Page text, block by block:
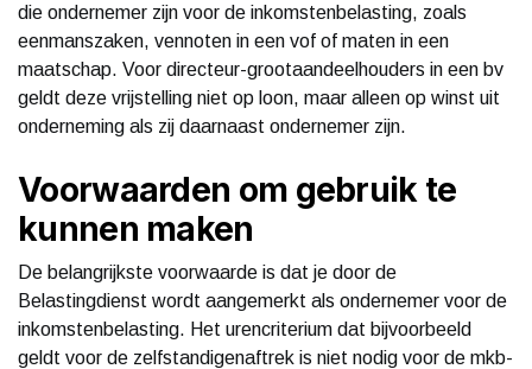
die ondernemer zijn voor de inkomstenbelasting, zoals
eenmanszaken, vennoten in een vof of maten in een
maatschap. Voor directeur-grootaandeelhouders in een bv
geldt deze vrijstelling niet op loon, maar alleen op winst uit
onderneming als zij daarnaast ondernemer zijn.
Voorwaarden om gebruik te
kunnen maken
De belangrijkste voorwaarde is dat je door de
Belastingdienst wordt aangemerkt als ondernemer voor de
inkomstenbelasting. Het urencriterium dat bijvoorbeeld
geldt voor de zelfstandigenaftrek is niet nodig voor de mkb-